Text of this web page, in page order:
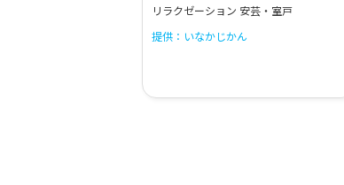
リラクゼーション 安芸・室戸
提供：いなかじかん